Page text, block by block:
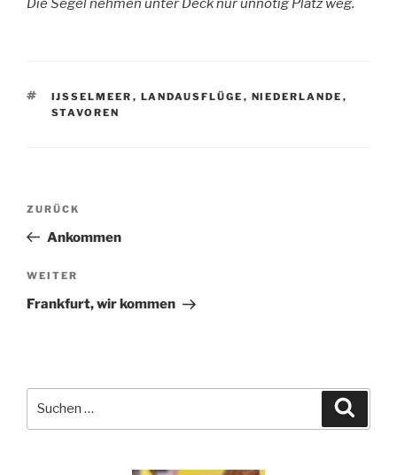
Die Segel nehmen unter Deck nur unnötig Platz weg.
SCHLAGWÖRTER
IJSSELMEER , LANDAUSFLÜGE , NIEDERLANDE ,
STAVOREN
Beitragsnavigation
Vorheriger
Beitrag
ZURÜCK
Ankommen
Nächster
Beitrag
WEITER
Frankfurt, wir kommen